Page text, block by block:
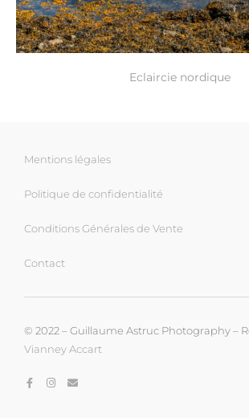
Eclaircie nordique
Mentions légales
Politique de confidentialité
Conditions Générales de Vente
Contact
© 2022 – Guillaume Astruc Photography –
Vianney Accart